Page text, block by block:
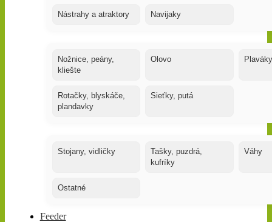
Nástrahy a atraktory Navijaky
Nožnice, peány,
kliešte
Olovo Plaváky
Rotačky, blyskáče,
plandavky
Sieťky, putá
Stojany, vidličky
Tašky, puzdrá,
kufríky
Váhy
Ostatné
Feeder